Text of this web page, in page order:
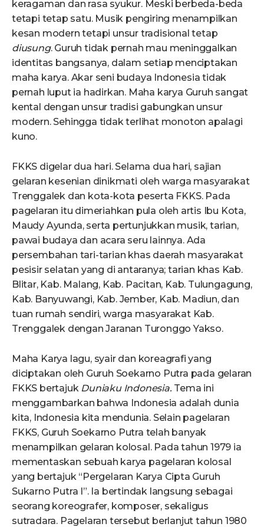
keragaman dan rasa syukur. Meski berbeda-beda
tetapi tetap satu. Musik pengiring menampilkan
kesan modern tetapi unsur tradisional tetap
diusung. Guruh tidak pernah mau meninggalkan
identitas bangsanya, dalam setiap menciptakan
maha karya. Akar seni budaya Indonesia tidak
pernah luput ia hadirkan. Maha karya Guruh sangat
kental dengan unsur tradisi gabungkan unsur
modern. Sehingga tidak terlihat monoton apalagi
kuno.
FKKS digelar dua hari. Selama dua hari, sajian
gelaran kesenian dinikmati oleh warga masyarakat
Trenggalek dan kota-kota peserta FKKS. Pada
pagelaran itu dimeriahkan pula oleh artis Ibu Kota,
Maudy Ayunda, serta pertunjukkan musik, tarian,
pawai budaya dan acara seru lainnya. Ada
persembahan tari-tarian khas daerah masyarakat
pesisir selatan yang di antaranya; tarian khas Kab.
Blitar, Kab. Malang, Kab. Pacitan, Kab. Tulungagung,
Kab. Banyuwangi, Kab. Jember, Kab. Madiun, dan
tuan rumah sendiri, warga masyarakat Kab.
Trenggalek dengan Jaranan Turonggo Yakso.
Maha Karya lagu, syair dan koreagrafi yang
diciptakan oleh Guruh Soekarno Putra pada gelaran
FKKS bertajuk Duniaku Indonesia. Tema ini
menggambarkan bahwa Indonesia adalah dunia
kita, Indonesia kita mendunia. Selain pagelaran
FKKS, Guruh Soekarno Putra telah banyak
menampilkan gelaran kolosal. Pada tahun 1979 ia
mementaskan sebuah karya pagelaran kolosal
yang bertajuk “Pergelaran Karya Cipta Guruh
Sukarno Putra I”. Ia bertindak langsung sebagai
seorang koreografer, komposer, sekaligus
sutradara. Pagelaran tersebut berlanjut tahun 1980